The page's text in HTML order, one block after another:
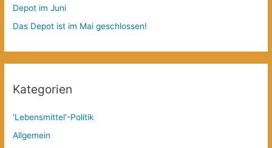
Depot im Juni
Das Depot ist im Mai geschlossen!
Kategorien
'Lebensmittel'-Politik
Allgemein